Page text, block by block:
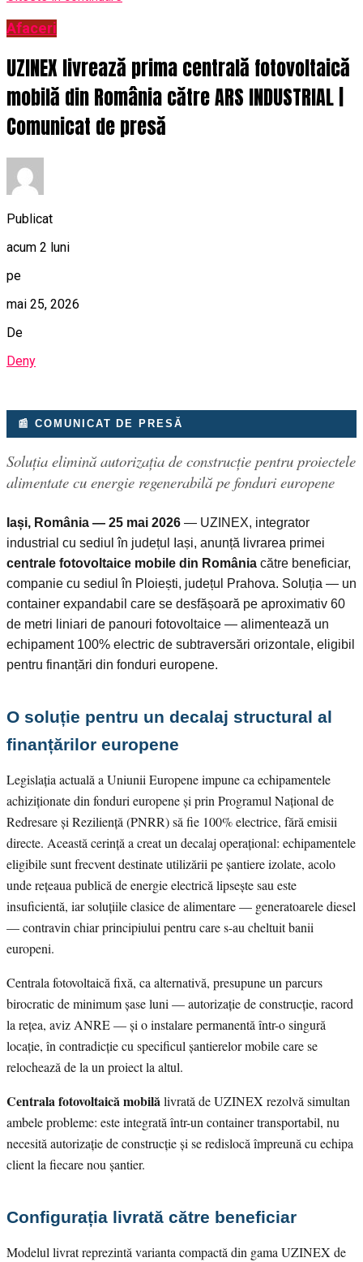
Afaceri
UZINEX livrează prima centrală fotovoltaică
mobilă din România către ARS INDUSTRIAL |
Comunicat de presă
Publicat
acum 2 luni
pe
mai 25, 2026
De
Deny
📰 COMUNICAT DE PRESĂ
Soluția elimină autorizația de construcție pentru proiectele
alimentate cu energie regenerabilă pe fonduri europene
Iași, România — 25 mai 2026 — UZINEX, integrator
industrial cu sediul în județul Iași, anunță livrarea primei
centrale fotovoltaice mobile din România către beneficiar,
companie cu sediul în Ploiești, județul Prahova. Soluția — un
container expandabil care se desfășoară pe aproximativ 60
de metri liniari de panouri fotovoltaice — alimentează un
echipament 100% electric de subtraversări orizontale, eligibil
pentru finanțări din fonduri europene.
O soluție pentru un decalaj structural al
finanțărilor europene
Legislația actuală a Uniunii Europene impune ca echipamentele
achiziționate din fonduri europene și prin Programul Național de
Redresare și Reziliență (PNRR) să fie 100% electrice, fără emisii
directe. Această cerință a creat un decalaj operațional: echipamentele
eligibile sunt frecvent destinate utilizării pe șantiere izolate, acolo
unde rețeaua publică de energie electrică lipsește sau este
insuficientă, iar soluțiile clasice de alimentare — generatoarele diesel
— contravin chiar principiului pentru care s-au cheltuit banii
europeni.
Centrala fotovoltaică fixă, ca alternativă, presupune un parcurs
birocratic de minimum șase luni — autorizație de construcție, racord
la rețea, aviz ANRE — și o instalare permanentă într-o singură
locație, în contradicție cu specificul șantierelor mobile care se
relochează de la un proiect la altul.
Centrala fotovoltaică mobilălivrată de UZINEX rezolvă simultan
ambele probleme: este integrată într-un container transportabil, nu
necesită autorizație de construcție și se redislocă împreună cu echipa
client la fiecare nou șantier.
Configurația livrată către beneficiar
Modelul livrat reprezintă varianta compactă din gama UZINEX de